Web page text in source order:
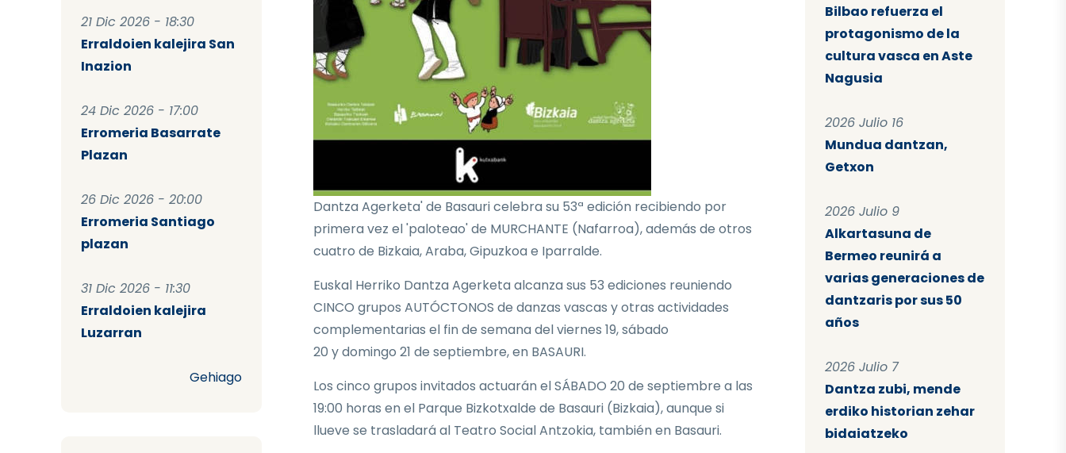
21 Dic 2026 - 18:30
Erraldoien kalejira San
Inazion
24 Dic 2026 - 17:00
Erromeria Basarrate
Plazan
26 Dic 2026 - 20:00
Erromeria Santiago
plazan
31 Dic 2026 - 11:30
Erraldoien kalejira
Luzarran
Gehiago
Dantza Agerketa' de Basauri celebra su 53ª edición recibiendo por
primera vez el 'paloteao' de MURCHANTE (Nafarroa), además de otros
cuatro de Bizkaia, Araba, Gipuzkoa e Iparralde.
Euskal Herriko Dantza Agerketa alcanza sus 53 ediciones reuniendo
CINCO grupos AUTÓCTONOS de danzas vascas y otras actividades
complementarias el fin de semana del viernes 19, sábado
20 y domingo 21 de septiembre, en BASAURI.
Los cinco grupos invitados actuarán el SÁBADO 20 de septiembre a las
19:00 horas en el Parque Bizkotxalde de Basauri (Bizkaia), aunque si
llueve se trasladará al Teatro Social Antzokia, también en Basauri.
Bilbao refuerza el
protagonismo de la
cultura vasca en Aste
Nagusia
2026 Julio 16
Mundua dantzan,
Getxon
2026 Julio 9
Alkartasuna de
Bermeo reunirá a
varias generaciones de
dantzaris por sus 50
años
2026 Julio 7
Dantza zubi, mende
erdiko historian zehar
bidaiatzeko